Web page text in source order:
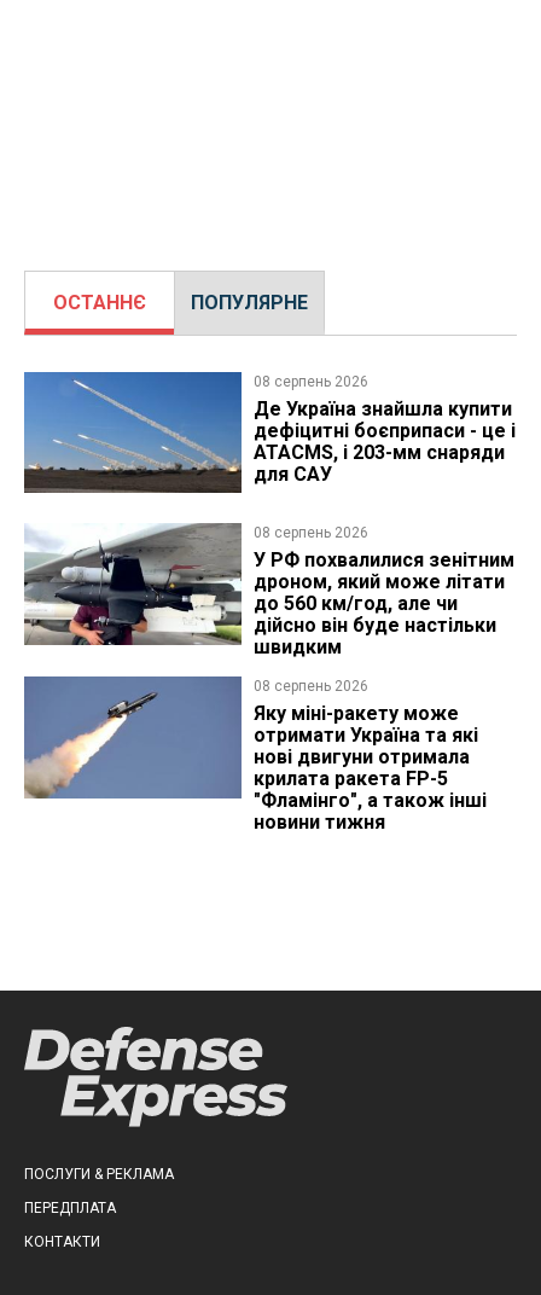
ОСТАННЄ ПОПУЛЯРНЕ
08 серпень 2026
Де Україна знайшла купити
дефіцитні боєприпаси - це і
ATACMS, і 203-мм снаряди
для САУ
08 серпень 2026
У РФ похвалилися зенітним
дроном, який може літати
до 560 км/год, але чи
дійсно він буде настільки
швидким
08 серпень 2026
Яку міні-ракету може
отримати Україна та які
нові двигуни отримала
крилата ракета FP-5
"Фламінго", а також інші
новини тижня
ПОСЛУГИ & РЕКЛАМА
ПЕРЕДПЛАТА
КОНТАКТИ